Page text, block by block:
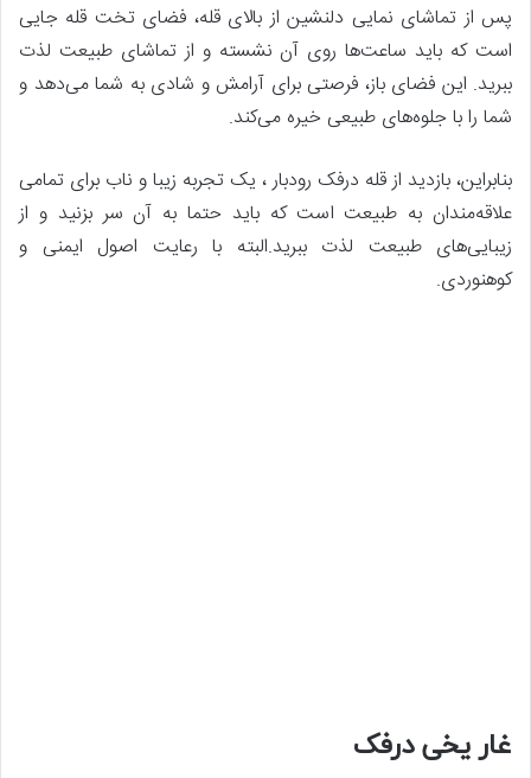
پس از تماشای نمایی دلنشین از بالای قله، فضای تخت قله جایی
است که باید ساعت‌ها روی آن نشسته و از تماشای طبیعت لذت
ببرید. این فضای باز، فرصتی برای آرامش و شادی به شما می‌دهد و
شما را با جلوه‌های طبیعی خیره می‌کند.
بنابراین، بازدید از قله درفک رودبار ، یک تجربه زیبا و ناب برای تمامی
علاقه‌مندان به طبیعت است که باید حتما به آن سر بزنید و از
زیبایی‌های طبیعت لذت ببرید.البته با رعایت اصول ایمنی و
کوهنوردی.
غار یخی درفک